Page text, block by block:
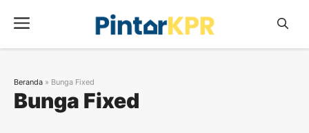
Menu
Bunga Fixed
Beranda » Bunga Fixed